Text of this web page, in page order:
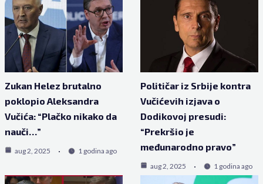
Zukan Helez brutalno
poklopio Aleksandra
Vučića: “Plačko nikako da
nauči…”
aug 2, 2025 1 godina ago
Političar iz Srbije kontra
Vučićevih izjava o
Dodikovoj presudi:
“Prekršio je
međunarodno pravo”
aug 2, 2025 1 godina ago